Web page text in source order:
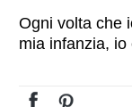
Ogni volta che
mia infanzia,